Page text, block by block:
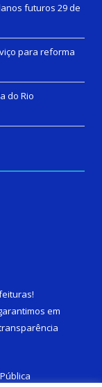
futuros 29 de
para reforma
do Rio
!
em